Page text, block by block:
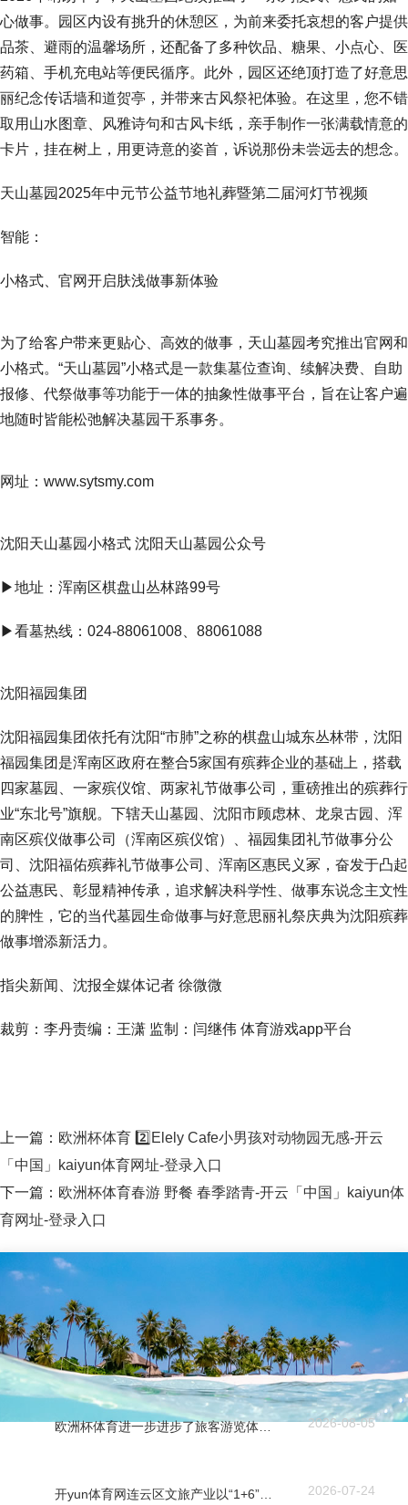
心做事。园区内设有挑升的休憩区，为前来委托哀想的客户提供
品茶、避雨的温馨场所，还配备了多种饮品、糖果、小点心、医
药箱、手机充电站等便民循序。此外，园区还绝顶打造了好意思
丽纪念传话墙和道贺亭，并带来古风祭祀体验。在这里，您不错
取用山水图章、风雅诗句和古风卡纸，亲手制作一张满载情意的
卡片，挂在树上，用更诗意的姿首，诉说那份未尝远去的想念。
天山墓园2025年中元节公益节地礼葬暨第二届河灯节视频
智能：
小格式、官网开启肤浅做事新体验
为了给客户带来更贴心、高效的做事，天山墓园考究推出官网和
小格式。“天山墓园”小格式是一款集墓位查询、续解决费、自助
报修、代祭做事等功能于一体的抽象性做事平台，旨在让客户遍
地随时皆能松弛解决墓园干系事务。
网址：www.sytsmy.com
沈阳天山墓园小格式 沈阳天山墓园公众号
▶地址：浑南区棋盘山丛林路99号
▶看墓热线：024-88061008、88061088
沈阳福园集团
沈阳福园集团依托有沈阳“市肺”之称的棋盘山城东丛林带，沈阳
福园集团是浑南区政府在整合5家国有殡葬企业的基础上，搭载
四家墓园、一家殡仪馆、两家礼节做事公司，重磅推出的殡葬行
业“东北号”旗舰。下辖天山墓园、沈阳市顾虑林、龙泉古园、浑
南区殡仪做事公司（浑南区殡仪馆）、福园集团礼节做事分公
司、沈阳福佑殡葬礼节做事公司、浑南区惠民义冢，奋发于凸起
公益惠民、彰显精神传承，追求解决科学性、做事东说念主文性
的脾性，它的当代墓园生命做事与好意思丽礼祭庆典为沈阳殡葬
做事增添新活力。
指尖新闻、沈报全媒体记者 徐微微
裁剪：李丹责编：王潇 监制：闫继伟 体育游戏app平台
上一篇： 欧洲杯体育 2️⃣Elely Cafe小男孩对动物园无感-开云
「中国」kaiyun体育网址-登录入口
下一篇： 欧洲杯体育春游 野餐 春季踏青-开云「中国」kaiyun体
育网址-登录入口
欧洲杯体育进一步进步了旅客游览体验-开云「中国」kaiyun体育网址-登录入口 2026-08-05
开yun体育网连云区文旅产业以“1+6”重心工程为引颈-开云「中国」kaiyun体育网址-登录入口 2026-07-24